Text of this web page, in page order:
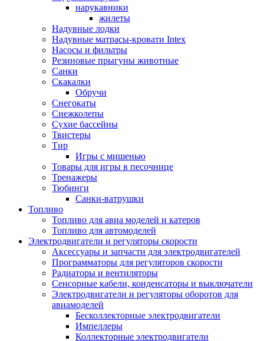
нарукавники
жилеты
Надувные лодки
Надувные матрасы-кровати Intex
Насосы и фильтры
Резиновые прыгуны животные
Санки
Скакалки
Обручи
Снегокаты
Снежколепы
Сухие бассейны
Твистеры
Тир
Игры с мишенью
Товары для игры в песочнице
Тренажеры
Тюбинги
Санки-ватрушки
Топливо
Топливо для авиа моделей и катеров
Топливо для автомоделей
Электродвигатели и регуляторы скорости
Аксессуары и запчасти для электродвигателей
Программаторы для регуляторов скорости
Радиаторы и вентиляторы
Сенсорные кабели, конденсаторы и выключатели
Электродвигатели и регуляторы оборотов для
авиамоделей
Бесколлекторные электродвигатели
Импеллеры
Коллекторные электродвигатели